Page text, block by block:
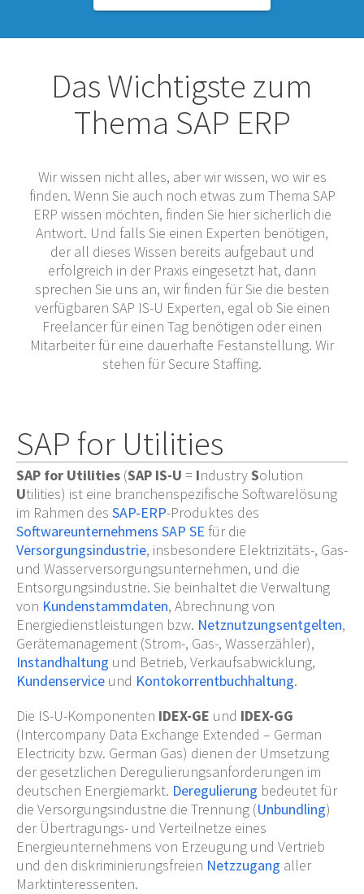
Das Wichtigste zum
Thema SAP ERP
Wir wissen nicht alles, aber wir wissen, wo wir es
finden. Wenn Sie auch noch etwas zum Thema SAP
ERP wissen möchten, finden Sie hier sicherlich die
Antwort. Und falls Sie einen Experten benötigen,
der all dieses Wissen bereits aufgebaut und
erfolgreich in der Praxis eingesetzt hat, dann
sprechen Sie uns an, wir finden für Sie die besten
verfügbaren SAP IS-U Experten, egal ob Sie einen
Freelancer für einen Tag benötigen oder einen
Mitarbeiter für eine dauerhafte Festanstellung. Wir
stehen für Secure Staffing.
SAP for Utilities
SAP for Utilities (SAP IS-U = IndustrySolution
Utilities) ist eine branchenspezifische Softwarelösung
im Rahmen des SAP-ERP-Produktes des
Softwareunternehmens SAP SE für die
Versorgungsindustrie, insbesondere Elektrizitäts-, Gas-
und Wasserversorgungsunternehmen, und die
Entsorgungsindustrie. Sie beinhaltet die Verwaltung
von Kundenstammdaten, Abrechnung von
Energiedienstleistungen bzw. Netznutzungsentgelten,
Gerätemanagement (Strom-, Gas-, Wasserzähler),
Instandhaltung und Betrieb, Verkaufsabwicklung,
Kundenservice und Kontokorrentbuchhaltung.
Die IS-U-Komponenten IDEX-GE und IDEX-GG
(Intercompany Data Exchange Extended – German
Electricity bzw. German Gas) dienen der Umsetzung
der gesetzlichen Deregulierungsanforderungen im
deutschen Energiemarkt. Deregulierung bedeutet für
die Versorgungsindustrie die Trennung (Unbundling)
der Übertragungs- und Verteilnetze eines
Energieunternehmens von Erzeugung und Vertrieb
und den diskriminierungsfreien Netzzugang aller
Marktinteressenten.